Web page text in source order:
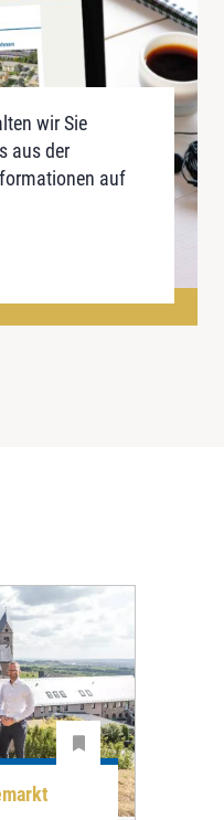
wir Sie
aus der
auf